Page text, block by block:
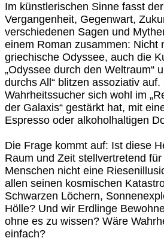
Im künstlerischen Sinne fasst
Vergangenheit, Gegenwart,
verschiedenen Sagen und
einem Roman zusammen: Nicht
griechische Odyssee, auch die
„Odyssee durch den Weltraum“
durchs All“ blitzen assoziativ
Wahrheitssucher sich wohl im
der Galaxis“ gestärkt hat, mit
Espresso oder alkoholhaltigen
Die Frage kommt auf: Ist diese
Raum und Zeit stellvertretend
Menschen nicht eine
allen seinen kosmischen
Schwarzen Löchern,
Hölle? Und wir Erdlinge
ohne es zu wissen? Wäre
einfach?